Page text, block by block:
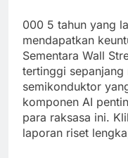
000 5 tahun yang
mendapatkan
Sementara Wall
tertinggi sepanjang
semikonduktor
komponen AI
para raksasa ini.
laporan riset